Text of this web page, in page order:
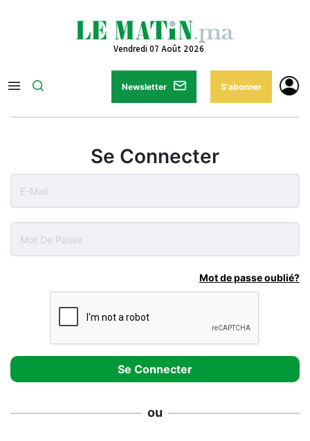
Vendredi 07 Août 2026
Newsletter S'abonner
Se Connecter
Mot de passe oublié?
ou